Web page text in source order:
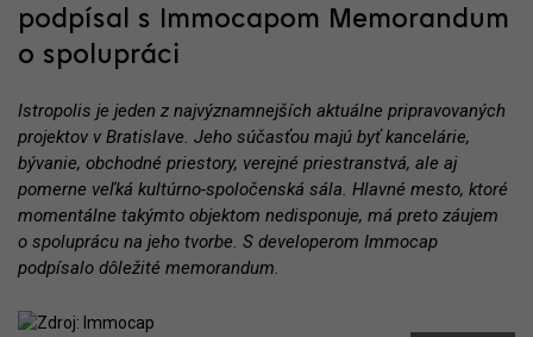
podpísal s Immocapom Memorandum
o spolupráci
Istropolis je jeden z najvýznamnejších aktuálne pripravovaných
projektov v Bratislave. Jeho súčasťou majú byť kancelárie,
bývanie, obchodné priestory, verejné priestranstvá, ale aj
pomerne veľká kultúrno-spoločenská sála. Hlavné mesto, ktoré
momentálne takýmto objektom nedisponuje, má preto záujem
o spoluprácu na jeho tvorbe. S developerom Immocap
podpísalo dôležité memorandum.